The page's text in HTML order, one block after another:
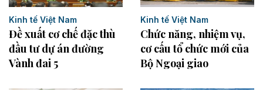
Kinh tế Việt Nam
Đề xuất cơ chế đặc thù
đầu tư dự án đường
Vành đai 5
Kinh tế Việt Nam
Chức năng, nhiệm vụ,
cơ cấu tổ chức mới của
Bộ Ngoại giao